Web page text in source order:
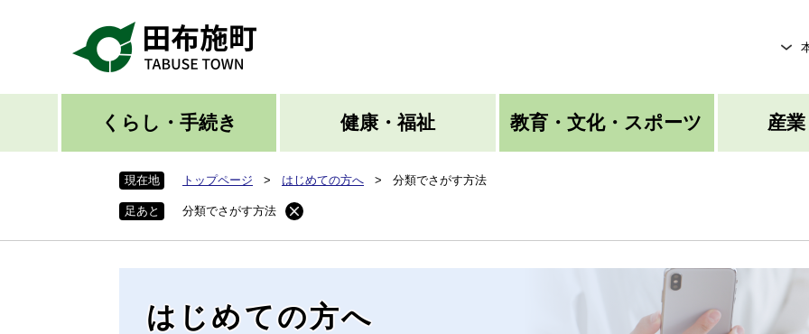
先
くらし・手続き 健康・福祉 教育・文化・スポーツ 産
現在地 トップページ > はじめての方へ > 分類でさがす方法
足あと 分類でさがす方法
はじめての方へ